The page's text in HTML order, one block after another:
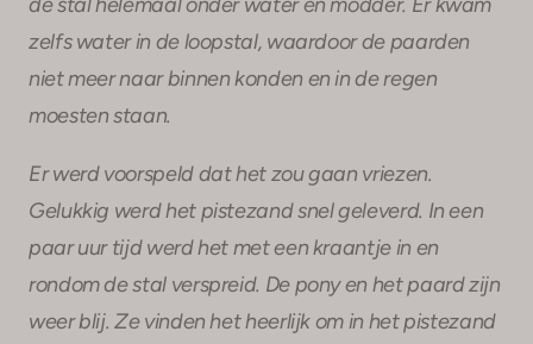
zelfs water in de loopstal, waardoor de paarden
niet meer naar binnen konden en in de regen
moesten staan.
Er werd voorspeld dat het zou gaan vriezen.
Gelukkig werd het pistezand snel geleverd. In een
paar uur tijd werd het met een kraantje in en
rondom de stal verspreid. De pony en het paard zijn
weer blij. Ze vinden het heerlijk om in het pistezand